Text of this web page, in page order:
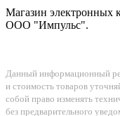
Магазин электронных
ООО "Импульс".
Данный информационный
и стоимость товаров
собой право изменять
без предварительного